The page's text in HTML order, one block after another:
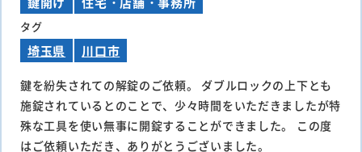
タグ
埼玉県 川口市
鍵を紛失されての解錠のご依頼。 ダブルロックの上下とも
施錠されているとのことで、少々時間をいただきましたが特
殊な工具を使い無事に開錠することができました。 この度
はご依頼いただき、ありがとうございました。